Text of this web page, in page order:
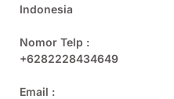
Indonesia
Nomor Telp :
+6282228434649
Email :